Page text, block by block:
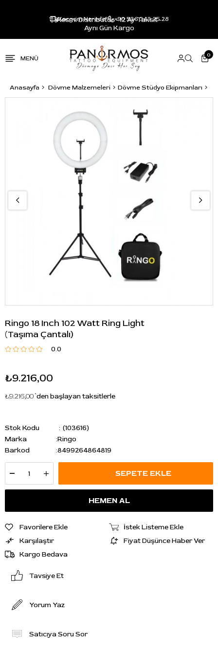
Resmi Distribütör - 12 Ay Taksit -
Aynı Gün Kargo
Kargom Nerede? +90 536 343 25 28
0
Anasayfa Dövme Malzemeleri Dövme Stüdyo Ekipmanları
Ringo 18 Inch 102 Watt Ring Light
(Taşıma Çantalı)
0.0
₺9.216,00
₺9.216,00`den başlayan taksitlerle
Stok Kodu
(103616)
Marka
:Ringo
Barkod
:8499264864819
Favorilere Ekle
İstek Listeme Ekle
Karşılaştır
Fiyat Düşünce Haber Ver
Kargo Bedava
Tavsiye Et
Yorum Yaz
Satıcıya Soru Sor